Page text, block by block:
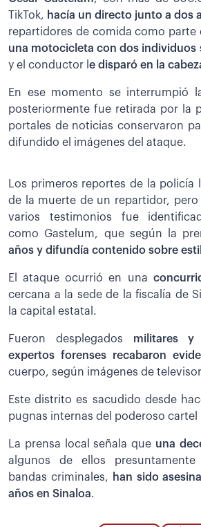
TikTok, hacía un directo junto a dos
repartidores de comida como parte
una motocicleta con dos individuos
y el conductor l e disparó en la
En ese momento se interrumpió
posteriormente fue retirada por la
portales de noticias conservaron
difundido el imágenes del ataque.
Los primeros reportes de la policía
de la muerte de un repartidor,
varios testimonios fue
como Gastelum, que según la
años y difundía contenido sobre
El ataque ocurrió en una
cercana a la sede de la fiscalía de
la capital estatal.
Fueron desplegados militares y
expertos forenses recabaron
cuerpo, según imágenes de
Este distrito es sacudido desde
pugnas internas del poderoso cartel
La prensa local señala que una
algunos de ellos presuntamente
bandas criminales,
han sido
años en Sinaloa.